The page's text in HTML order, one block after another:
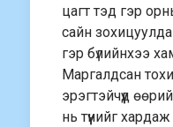
цагт тэд гэр
сайн
гэр бүлийнхээ
Маргалдсан
эрэгтэйчүүд
нь түүнийг